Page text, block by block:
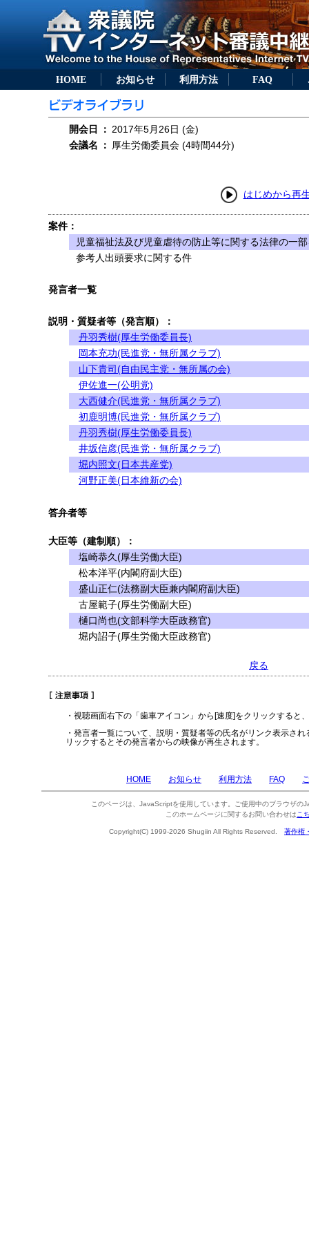
HOME お知らせ 利用方法 FAQ
開会日 ： 2017年5月26日 (金)
会議名
： 厚生労働委員会 (4時間44分)
はじめから再
案件：
児童福祉法及び児童虐待の防止等に関する法律の一
参考人出頭要求に関する件
発言者一覧
説明・質疑者等（発言順）：
丹羽秀樹(厚生労働委員長)
岡本充功(民進党・無所属クラブ)
山下貴司(自由民主党・無所属の会)
伊佐進一(公明党)
大西健介(民進党・無所属クラブ)
初鹿明博(民進党・無所属クラブ)
丹羽秀樹(厚生労働委員長)
井坂信彦(民進党・無所属クラブ)
堀内照文(日本共産党)
河野正美(日本維新の会)
答弁者等
大臣等（建制順）：
塩崎恭久(厚生労働大臣)
松本洋平(内閣府副大臣)
盛山正仁(法務副大臣兼内閣府副大臣)
古屋範子(厚生労働副大臣)
樋口尚也(文部科学大臣政務官)
堀内詔子(厚生労働大臣政務官)
戻る
・視聴画面右下の「歯車アイコン」から[速度]をクリックすると
・発言者一覧について、説明・質疑者等の氏名がリンク表示さ
リックするとその発言者からの映像が再生されます。
HOME お知らせ 利用方法 FAQ
このページは、JavaScriptを使用しています。ご使用中のブラウザの
このホームページに関するお問い合わせは こ
Copyright(C) 1999-2026 Shugiin All Rights Reserved. 著作権